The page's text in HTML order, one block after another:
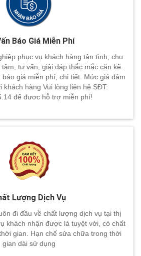
Báo Giá Miễn Phí
phục vụ khách hàng tận tình, chu
tư vấn, giải đáp thắc mắc cặn kẽ.
giá miễn phí, chi tiết. Mức giá đảm
khách hàng Vui lòng liên hệ SĐT:
để đươc hỗ trợ miễn phí!
Lượng Dịch Vụ
đi đầu về chất lượng dịch vụ tại thị
khách nhận được là tuyệt vời, có chất
gian. Hạn chế sửa chữa trong thời
gian dài sử dụng